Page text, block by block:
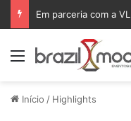
Menu
Início / Highlights